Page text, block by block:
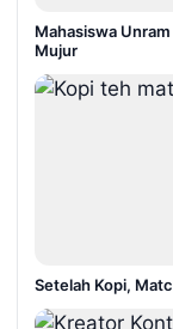
Mahasiswa
Mujur
Setelah Kopi,